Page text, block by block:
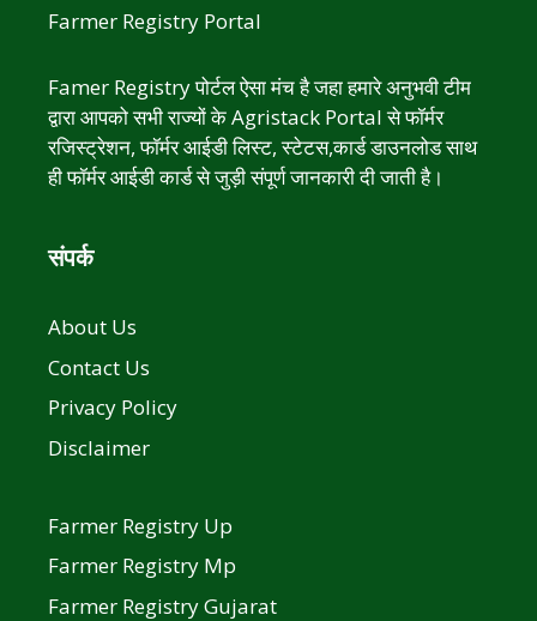
Farmer Registry Portal
Famer Registry पोर्टल ऐसा मंच है जहा हमारे अनुभवी टीम
द्वारा आपको सभी राज्यों के Agristack Portal से फॉर्मर
रजिस्ट्रेशन, फॉर्मर आईडी लिस्ट, स्टेटस,कार्ड डाउनलोड साथ
ही फॉर्मर आईडी कार्ड से जुड़ी संपूर्ण जानकारी दी जाती है।
संपर्क
About Us
Contact Us
Privacy Policy
Disclaimer
Farmer Registry Up
Farmer Registry Mp
Farmer Registry Gujarat